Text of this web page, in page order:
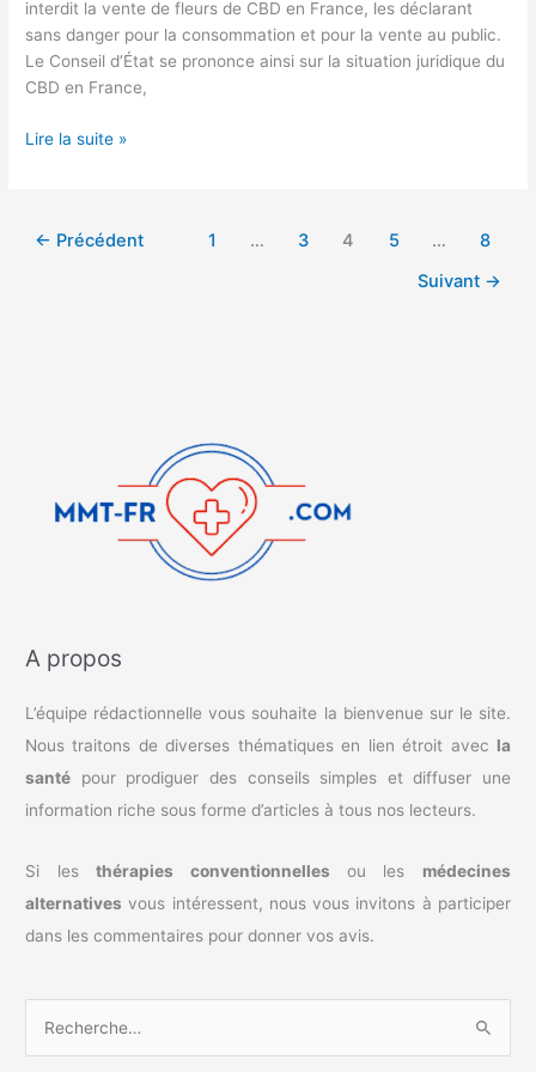
interdit la vente de fleurs de CBD en France, les déclarant
sans danger pour la consommation et pour la vente au public.
Le Conseil d’État se prononce ainsi sur la situation juridique du
CBD en France,
Lire la suite »
← Précédent 1 … 3 4 5 …
8
Suivant →
A propos
L’équipe rédactionnelle vous souhaite la bienvenue sur le site.
Nous traitons de diverses thématiques en lien étroit avec la
santé pour prodiguer des conseils simples et diffuser une
information riche sous forme d’articles à tous nos lecteurs.
Si lesthérapies conventionnelles ou les médecines
alternatives vous intéressent, nous vous invitons à participer
dans les commentaires pour donner vos avis.